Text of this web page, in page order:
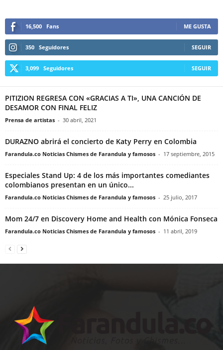
16,500 Fans ME GUSTA
350 Seguidores SEGUIR
3,099 Seguidores SEGUIR
PITIZION REGRESA CON «GRACIAS A TI», UNA CANCIÓN DE
DESAMOR CON FINAL FELIZ
Prensa de artistas - 30 abril, 2021
DURAZNO abrirá el concierto de Katy Perry en Colombia
Farandula.co Noticias Chismes de Farandula y famosos - 17 septiembre, 2015
Especiales Stand Up: 4 de los más importantes comediantes
colombianos presentan en un único...
Farandula.co Noticias Chismes de Farandula y famosos - 25 julio, 2017
Mom 24/7 en Discovery Home and Health con Mónica Fonseca
Farandula.co Noticias Chismes de Farandula y famosos - 11 abril, 2019